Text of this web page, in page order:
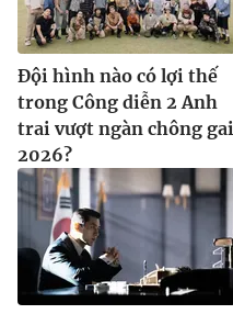
Đội hình nào có lợi thế
trong Công diễn 2 Anh
trai vượt ngàn chông gai
2026?